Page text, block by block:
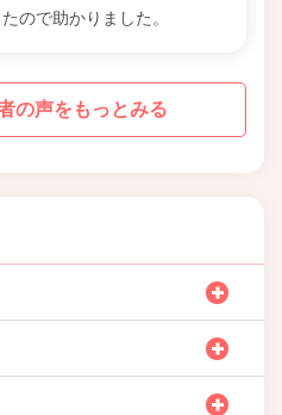
ので助かりました。
の声をもっとみる